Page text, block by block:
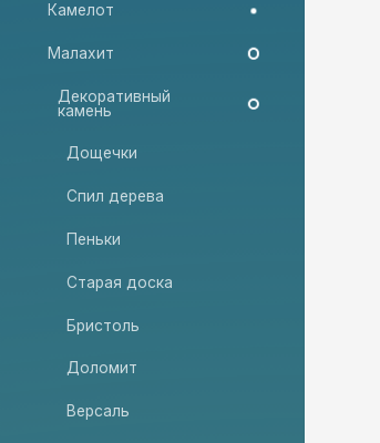
Камелот
Малахит
Декоративный
камень
Дощечки
Спил дерева
Пеньки
Старая доска
Бристоль
Доломит
Версаль